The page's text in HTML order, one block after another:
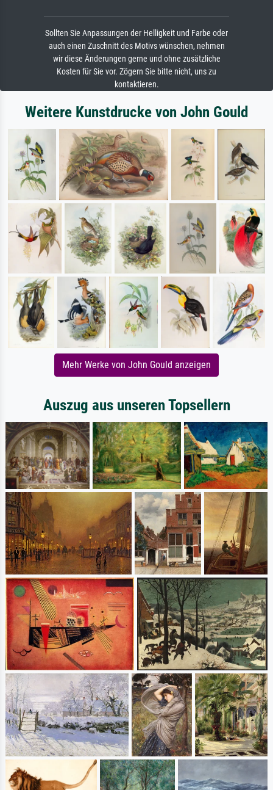
Sollten Sie Anpassungen der Helligkeit und Farbe oder
auch einen Zuschnitt des Motivs wünschen, nehmen
wir diese Änderungen gerne und ohne zusätzliche
Kosten für Sie vor. Zögern Sie bitte nicht, uns zu
kontaktieren.
Weitere Kunstdrucke von John Gould
Mehr Werke von John Gould anzeigen
Auszug aus unseren Topsellern